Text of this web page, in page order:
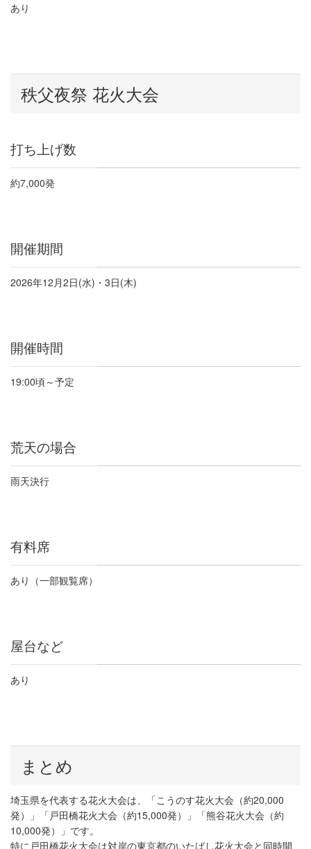
あり
秩父夜祭 花火大会
打ち上げ数
約7,000発
開催期間
2026年12月2日(水) ・ 3日(木)
開催時間
19:00頃～予定
荒天の場合
雨天決行
有料席
あり（一部観覧席）
屋台など
あり
まとめ
埼玉県を代表する花火大会は、「こうのす花火大会（約20,000
発）」「戸田橋花火大会（約15,000発）」「熊谷花火大会（約
10,000発）」です。
特に戸田橋花火大会は対岸の東京都のいたばし花火大会と同時開